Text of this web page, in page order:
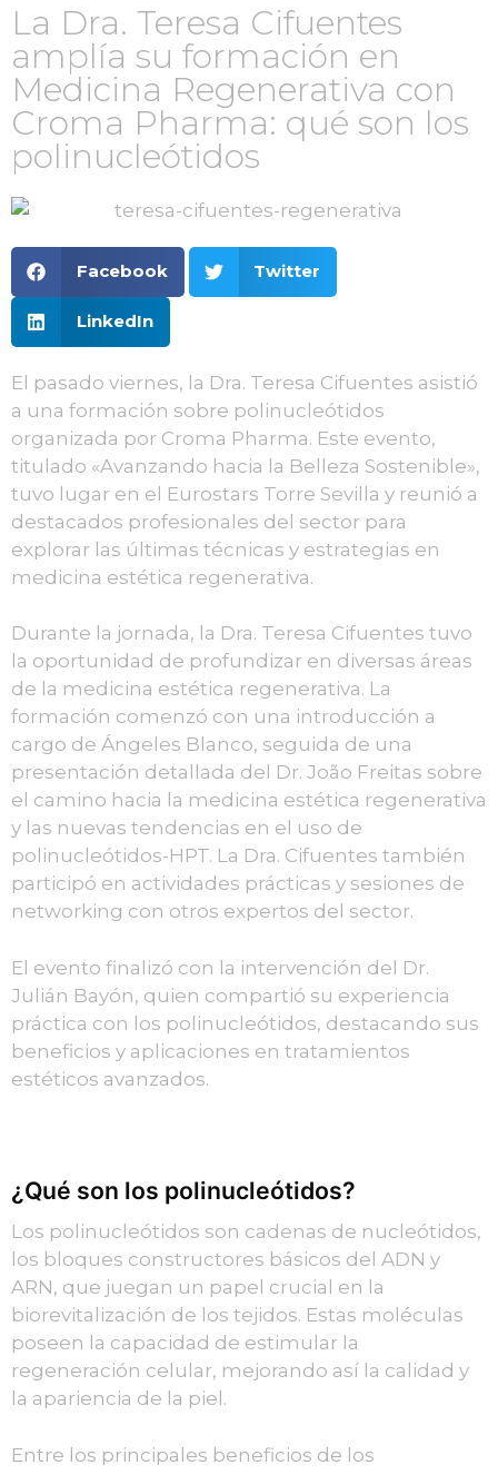
La Dra. Teresa Cifuentes
amplía su formación en
Medicina Regenerativa con
Croma Pharma: qué son los
polinucleótidos
Facebook Twitter
LinkedIn
El pasado viernes, la Dra. Teresa Cifuentes asistió
a una formación sobre polinucleótidos
organizada por Croma Pharma. Este evento,
titulado «Avanzando hacia la Belleza Sostenible»,
tuvo lugar en el Eurostars Torre Sevilla y reunió a
destacados profesionales del sector para
explorar las últimas técnicas y estrategias en
medicina estética regenerativa.
Durante la jornada, la Dra. Teresa Cifuentes tuvo
la oportunidad de profundizar en diversas áreas
de la medicina estética regenerativa. La
formación comenzó con una introducción a
cargo de Ángeles Blanco, seguida de una
presentación detallada del Dr. João Freitas sobre
el camino hacia la medicina estética regenerativa
y las nuevas tendencias en el uso de
polinucleótidos-HPT. La Dra. Cifuentes también
participó en actividades prácticas y sesiones de
networking con otros expertos del sector.
El evento finalizó con la intervención del Dr.
Julián Bayón, quien compartió su experiencia
práctica con los polinucleótidos, destacando sus
beneficios y aplicaciones en tratamientos
estéticos avanzados.
¿Qué son los polinucleótidos?
Los polinucleótidos son cadenas de nucleótidos,
los bloques constructores básicos del ADN y
ARN, que juegan un papel crucial en la
biorevitalización de los tejidos. Estas moléculas
poseen la capacidad de estimular la
regeneración celular, mejorando así la calidad y
la apariencia de la piel.
Entre los principales beneficios de los